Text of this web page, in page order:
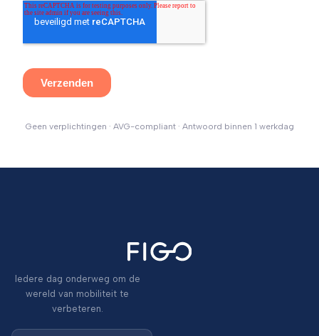
Geen verplichtingen · AVG-compliant · Antwoord binnen 1 werkdag
Iedere dag onderweg om de
wereld van mobiliteit te
verbeteren.